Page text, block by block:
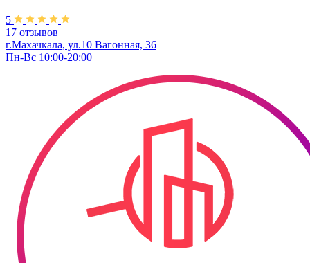
5
17 отзывов
г.Махачкала, ул.10 Вагонная, 36
Пн-Вс 10:00-20:00